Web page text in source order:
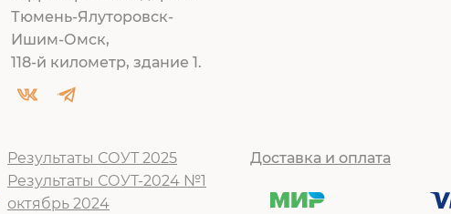
Тюмень-Ялуторовск-
Ишим-Омск,
118-й километр, здание 1.
Результаты СОУТ 2025
Результаты СОУТ-2024 №1
октябрь 2024
Доставка и оплата